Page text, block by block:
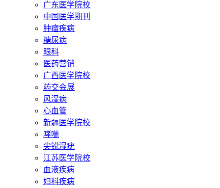
广东医学院校
中国医学期刊
肿瘤疾病
糖尿病
眼科
医药营销
广西医学院校
药交会展
风湿病
心血管
新疆医学院校
哮喘
尖锐湿疣
江苏医学院校
血液疾病
妇科疾病